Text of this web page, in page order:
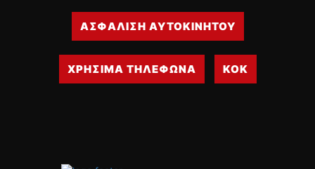
ΑΣΦΑΛΙΣΗ ΑΥΤΟΚΙΝΗΤΟΥ
ΧΡΗΣΙΜΑ ΤΗΛΕΦΩΝΑ ΚΟΚ